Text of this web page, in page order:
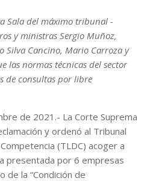
Sala del máximo tribunal -
y ministras Sergio Muñoz,
Silva Cancino, Mario Carroza y
las normas técnicas del sector
de consultas por libre
de 2021.- La Corte Suprema
y ordenó al Tribunal
(TLDC) acoger a
presentada por 6 empresas
la “Condición de